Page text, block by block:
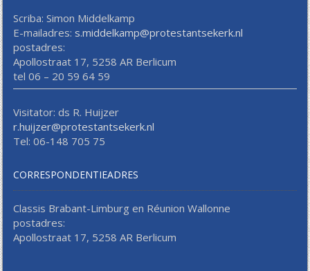
Scriba: Simon Middelkamp
E-mailadres: s.middelkamp@protestantsekerk.nl
postadres:
Apollostraat 17, 5258 AR Berlicum
tel 06 – 20 59 64 59
Visitator: ds R. Huijzer
r.huijzer@protestantsekerk.nl
Tel: 06-148 705 75
CORRESPONDENTIEADRES
Classis Brabant-Limburg en Réunion Wallonne
postadres:
Apollostraat 17, 5258 AR Berlicum